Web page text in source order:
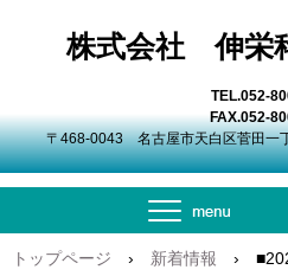
株式会社 伸栄
TEL.052-
FAX.052-
〒468-0043 名古屋市天白区菅田一
トップページ › 新着情報 ›